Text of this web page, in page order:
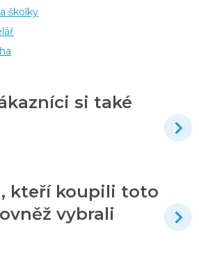
školky
si také
kteří koupili toto
vybrali